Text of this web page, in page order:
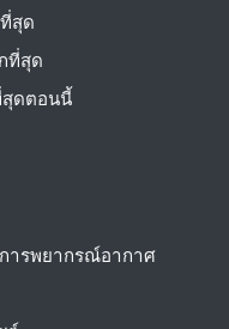
ารพยากรณ์อากาศ
สุด
ที่สุด
ดตอนนี้